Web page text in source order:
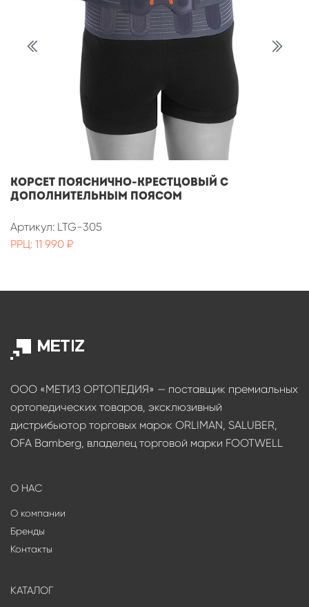
Корсет пояснично-крестцовый с
дополнительным поясом
Артикул: LTG-305
РРЦ: 11 990 ₽
ООО «МЕТИЗ ОРТОПЕДИЯ» — поставщик премиальных
ортопедических товаров, эксклюзивный
дистрибьютор торговых марок ORLIMAN, SALUBER,
OFA Bamberg, владелец торговой марки FOOTWELL
О НАС
О компании
Бренды
Контакты
КАТАЛОГ